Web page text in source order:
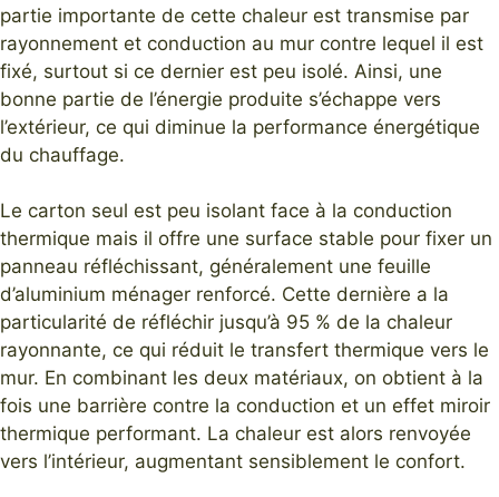
partie importante de cette chaleur est transmise par
rayonnement et conduction au mur contre lequel il est
fixé, surtout si ce dernier est peu isolé. Ainsi, une
bonne partie de l’énergie produite s’échappe vers
l’extérieur, ce qui diminue la performance énergétique
du chauffage.
Le carton seul est peu isolant face à la conduction
thermique mais il offre une surface stable pour fixer un
panneau réfléchissant, généralement une feuille
d’aluminium ménager renforcé. Cette dernière a la
particularité de réfléchir jusqu’à 95 % de la chaleur
rayonnante, ce qui réduit le transfert thermique vers le
mur. En combinant les deux matériaux, on obtient à la
fois une barrière contre la conduction et un effet miroir
thermique performant. La chaleur est alors renvoyée
vers l’intérieur, augmentant sensiblement le confort.